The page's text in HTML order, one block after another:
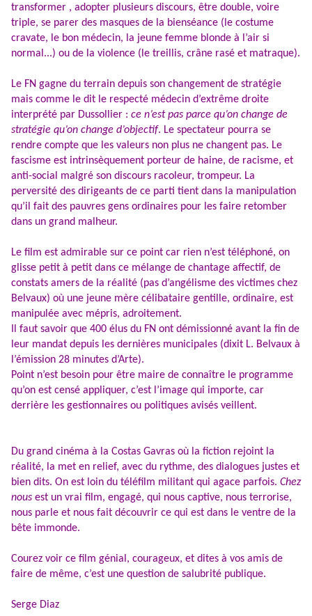
transformer , adopter plusieurs discours, être double, voire
triple, se parer des masques de la bienséance (le costume
cravate, le bon médecin, la jeune femme blonde à l’air si
normal...) ou de la violence (le treillis, crâne rasé et matraque).
Le FN gagne du terrain depuis son changement de stratégie
mais comme le dit le respecté médecin d’extrême droite
interprété par Dussollier : ce n’est pas parce qu’on change de
stratégie qu’on change d’objectif. Le spectateur pourra se
rendre compte que les valeurs non plus ne changent pas. Le
fascisme est intrinsèquement porteur de haine, de racisme, et
anti-social malgré son discours racoleur, trompeur. La
perversité des dirigeants de ce parti tient dans la manipulation
qu’il fait des pauvres gens ordinaires pour les faire retomber
dans un grand malheur.
Le film est admirable sur ce point car rien n’est téléphoné, on
glisse petit à petit dans ce mélange de chantage affectif, de
constats amers de la réalité (pas d’angélisme des victimes chez
Belvaux) où une jeune mère célibataire gentille, ordinaire, est
manipulée avec mépris, adroitement.
Il faut savoir que 400 élus du FN ont démissionné avant la fin de
leur mandat depuis les dernières municipales (dixit L. Belvaux à
l’émission 28 minutes d’Arte).
Point n’est besoin pour être maire de connaître le programme
qu’on est censé appliquer, c’est l’image qui importe, car
derrière les gestionnaires ou politiques avisés veillent.
Du grand cinéma à la Costas Gavras où la fiction rejoint la
réalité, la met en relief, avec du rythme, des dialogues justes et
bien dits. On est loin du téléfilm militant qui agace parfois. Chez
nous est un vrai film, engagé, qui nous captive, nous terrorise,
nous parle et nous fait découvrir ce qui est dans le ventre de la
bête immonde.
Courez voir ce film génial, courageux, et dites à vos amis de
faire de même, c’est une question de salubrité publique.
Serge Diaz